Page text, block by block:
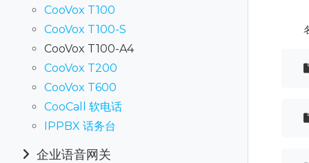
CooVox T100
CooVox T100-S
CooVox T100-A4
CooVox T200
CooVox T600
CooCall 软电话
IPPBX 话务台
企业语音网关